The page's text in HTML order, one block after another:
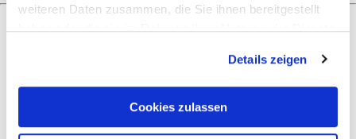
weiteren Daten zusammen, die Sie ihnen bereitgestellt
haben oder die sie im Rahmen Ihrer Nutzung der Dienste
Details zeigen
Cookies zulassen